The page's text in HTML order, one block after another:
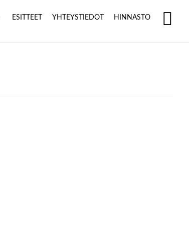
ESITTEET YHTEYSTIEDOT HINNASTO